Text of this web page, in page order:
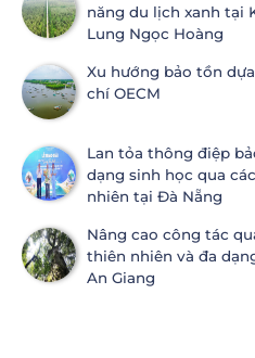
năng du lịch xanh tại
Lung Ngọc Hoàng
Xu hướng bảo tồn
chí OECM
Lan tỏa thông điệp
dạng sinh học qua
nhiên tại Đà Nẵng
Nâng cao công tác
thiên nhiên và đa
An Giang